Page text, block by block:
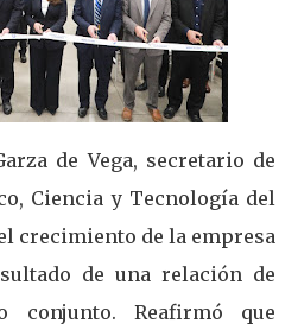
de Vega, secretario de
Ciencia y Tecnología del
crecimiento de la empresa
de una relación de
conjunto. Reafirmó que